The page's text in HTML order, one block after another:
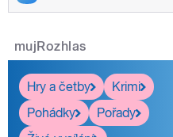
mujRozhlas
Hry a četby
Krimi
Pohádky
Pořady